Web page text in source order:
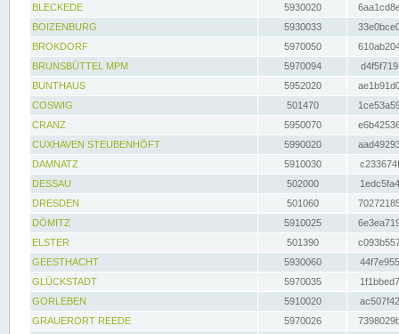
BLECKEDE
5930020
BOIZENBURG
5930033
BROKDORF
5970050
BRUNSBÜTTEL MPM
5970094
BUNTHAUS
5952020
COSWIG
501470
CRANZ
5950070
CUXHAVEN STEUBENHÖFT
5990020
DAMNATZ
5910030
DESSAU
502000
DRESDEN
501060
DÖMITZ
5910025
ELSTER
501390
GEESTHACHT
5930060
GLÜCKSTADT
5970035
GORLEBEN
5910020
GRAUERORT REEDE
5970026